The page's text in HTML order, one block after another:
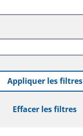
Appliquer les filtres
Effacer les filtres